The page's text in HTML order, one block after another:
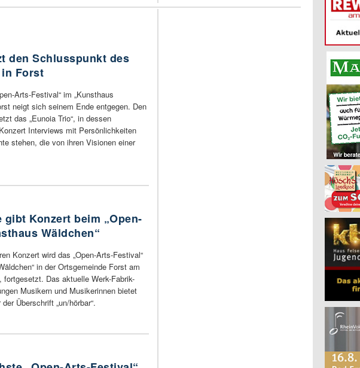
den Schlusspunkt des
Forst
Arts-Festival“ im „Kunsthaus
neigt sich seinem Ende entgegen. Den
das „Eunoia Trio“, in dessen
Interviews mit Persönlichkeiten
stehen, die von ihren Visionen einer
Konzert beim „Open-
Wäldchen“
Konzert wird das „Open-Arts-Festival“
in der Ortsgemeinde Forst am
fortgesetzt. Das aktuelle Werk-Fabrik-
Musikern und Musikerinnen bietet
Überschrift „un/hörbar“.